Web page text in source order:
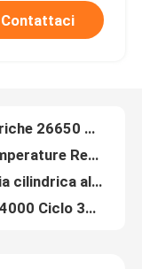
Contattaci
Generatore solare portatile dell'alimentazione elettrica della centrale elettrica 500W 1000W
IFR14500 3.2V 600mAh Batteria ricaricabile LiFePo4 Grado AAA
batteria di 6200mah 32700 LiFePO4, celle cilindriche di 3.2V LiFePO4
batteria ricaricabile di 26650 2300mAh LiFePO4, batteria di 2.3Ah LFP